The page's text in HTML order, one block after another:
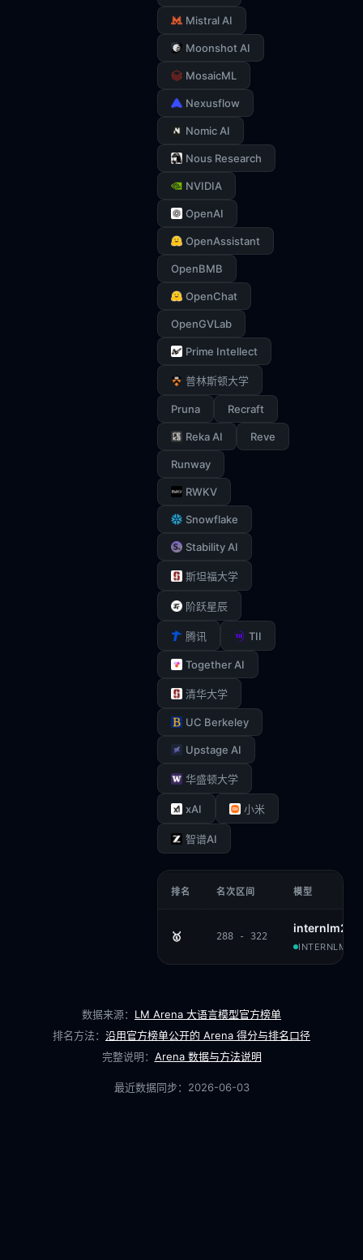
Mistral AI
Moonshot AI
MosaicML
Nexusflow
Nomic AI
Nous Research
NVIDIA
OpenAI
OpenAssistant
OpenBMB
OpenChat
OpenGVLab
Prime Intellect
普林斯顿大学
Pruna Recraft
Reka AI Reve
Runway
RWKV
Snowflake
Stability AI
斯坦福大学
阶跃星辰
腾讯 TII
Together AI
清华大学
UC Berkeley
Upstage AI
华盛顿大学
xAI 小米
智谱AI
排名 名次区间 模型
🥇 288 - 322
INTERNLM ·
数据来源： LM Arena 大语言模型官方榜单
排名方法： 沿用官方榜单公开的 Arena 得分与排名口径
完整说明： Arena 数据与方法说明
最近数据同步： 2026-06-03